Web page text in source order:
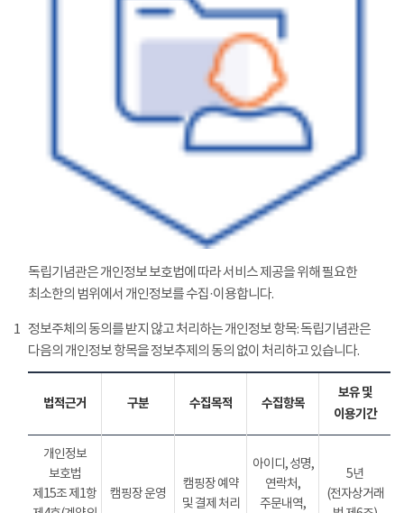
독립기념관은 개인정보 보호법에 따라 서비스 제공을 위해 필요한
최소한의 범위에서 개인정보를 수집·이용합니다.
1 정보주체의 동의를 받지 않고 처리하는 개인정보 항목: 독립기념관은
다음의 개인정보 항목을 정보추제의 동의 없이 처리하고 있습니다.
법적근거 구분 수집목적 수집항목
보유 및
이용기간
개인정보
보호법
제15조 제1항
캠핑장 운영
캠핑장 예약
및 결제 처리
아이디, 성명,
연락처,
주문내역,
5년
(전자상거래